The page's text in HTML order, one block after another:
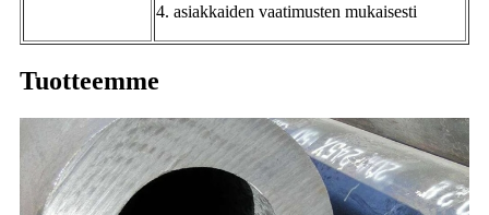
4. asiakkaiden vaatimusten mukaisesti
Tuotteemme